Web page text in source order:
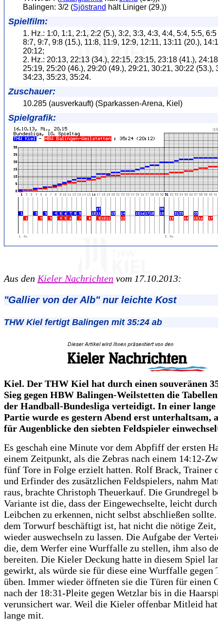
Balingen: 3/2 (Sjöstrand hält Liniger (29.))
Spielfilm:
1. Hz.: 1:0, 1:1, 2:1, 2:2 (5.), 3:2, 3:3, 4:3, 4:4, 5:4, 5:5,
8:7, 9:7, 9:8 (15.), 11:8, 11:9, 12:9, 12:11, 13:11 (20.),
20:12;
2. Hz.: 20:13, 22:13 (34.), 22:15, 23:15, 23:18 (41.),
25:19, 25:20 (46.), 29:20 (49.), 29:21, 30:21, 30:22 (53.),
34:23, 35:23, 35:24.
Zuschauer:
10.285 (ausverkauft) (Sparkassen-Arena, Kiel)
Spielgrafik:
Aus den Kieler Nachrichten vom 17.10.2013:
"Gallier von der Alb" nur leichte Kost
THW Kiel fertigt Balingen mit 35:24 ab
Kiel. Der THW Kiel hat durch einen souveränen
Sieg gegen HBW Balingen-Weilstetten die
der Handball-Bundesliga verteidigt. In einer lange
Partie wurde es gestern Abend erst unterhaltsam,
für Augenblicke den siebten Feldspieler
Es geschah eine Minute vor dem Abpfiff der ersten
einem Zeitpunkt, als die Zebras nach einem 14:12-
fünf Tore in Folge erzielt hatten. Rolf Brack, Trainer
und Erfinder des zusätzlichen Feldspielers, nahm
raus, brachte Christoph Theuerkauf. Die Grundregel
Variante ist die, dass der Eingewechselte, leicht
Leibchen zu erkennen, nicht selbst abschließen
dem Torwurf beschäftigt ist, hat nicht die nötige
wieder auswechseln zu lassen. Die Aufgabe der
die, dem Werfer eine Wurffalle zu stellen, ihm also
bereiten. Die Kieler Deckung hatte in diesem Spiel
gewirkt, als würde sie für diese eine Wurffalle gegen
üben. Immer wieder öffneten sie die Türen für einen
nach der 18:31-Pleite gegen Wetzlar bis in die
verunsichert war. Weil die Kieler offenbar Mitleid
lange mit.